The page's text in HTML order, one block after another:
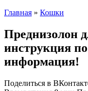
Главная » Кошки
Преднизолон
инструкция
информация!
Поделиться в